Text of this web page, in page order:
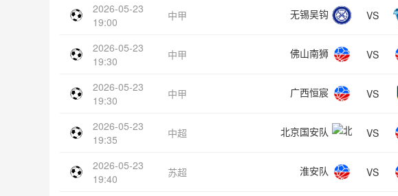
2026-05-23
19:00
中甲 无锡吴钩 VS
2026-05-23
19:30
中甲 佛山南狮 VS
2026-05-23
19:30
中甲 广西恒宸 VS
2026-05-23
19:35
中超 北京国安队 VS
2026-05-23
19:40
苏超 淮安队 VS